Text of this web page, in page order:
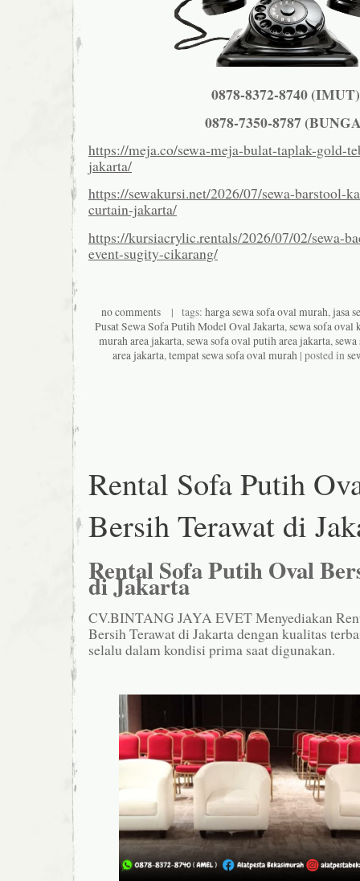
0878-8372-8740 (IMUT)
0878-7350-8787
https://meja.co/sewa-meja-bulat-taplak-gold-
jakarta/
https://sewakursi.net/2026/07/sewa-barstool-
curtain-jakarta/
https://kursiacrylic.rentals/2026/07/02/sewa-
event-sugity-cikarang/
no comments| tags: harga sewa sofa oval murah,jasa
Pusat Sewa Sofa Putih Model Oval Jakarta,sewa sofa oval
murah area jakarta,sewa sofa oval putih area jakarta,
area jakarta,tempat sewa sofa oval murah | posted in
Rental Sofa Putih
Bersih Terawat di
Rental Sofa Putih Oval
di Jakarta
CV.BINTANG JAYA EVET Menyediakan
Bersih Terawat di Jakarta dengan kualitas
selalu dalam kondisi prima saat digunakan.